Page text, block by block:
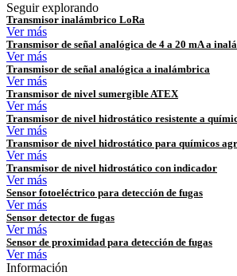
Seguir explorando
Transmisor inalámbrico LoRa
Ver más
Transmisor de señal analógica de 4 a 20 mA a
Ver más
Transmisor de señal analógica a inalámbrica
Ver más
Transmisor de nivel sumergible ATEX
Ver más
Transmisor de nivel hidrostático resistente a
Ver más
Transmisor de nivel hidrostático para químicos
Ver más
Transmisor de nivel hidrostático con indicador
Ver más
Sensor fotoeléctrico para detección de fugas
Ver más
Sensor detector de fugas
Ver más
Sensor de proximidad para detección de fugas
Ver más
Información